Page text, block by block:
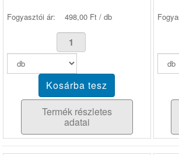
Fogyasztói ár: 498,00 Ft / db
Termék részletes
adatai